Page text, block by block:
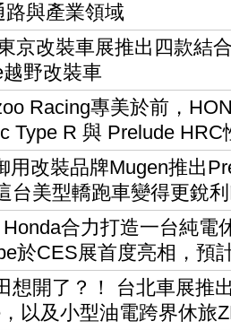
路與產業領域
京改裝車展推出四款結
野改裝車
Racing專美於前，
Type R 與 Prelude HRC
用改裝品牌Mugen推出
台美型轎跑車變得更銳
合力打造一台純電
於CES展首度亮相，預
想開了？！ 台北車展推
以及小型油電跨界休旅